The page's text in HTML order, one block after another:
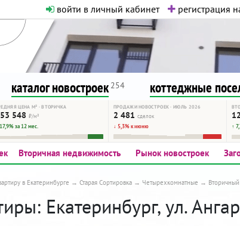
войти в личный кабинет регистрация
Никакого шок-контента.
он помогает вам. Удачи!
каталог новостроек 254 коттеджные
ЦЕНА М² · ВТОРИЧКА
548 ₽/м²
за 12 мес.
ПРОДАЖИ НОВОСТРОЕК · ИЮЛЬ 2026
2 481 сделок
↓ 5,3% к июню
↑
Вторичная недвижимость Рынок новостроек
в Екатеринбурге Старая Сортировка Четырехкомнатные
Екатеринбург, ул.